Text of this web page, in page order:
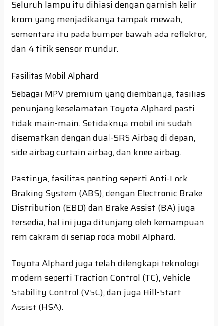
Seluruh lampu itu dihiasi dengan garnish kelir
krom yang menjadikanya tampak mewah,
sementara itu pada bumper bawah ada reflektor,
dan 4 titik sensor mundur.
Fasilitas Mobil Alphard
Sebagai MPV premium yang diembanya, fasilias
penunjang keselamatan Toyota Alphard pasti
tidak main-main. Setidaknya mobil ini sudah
disematkan dengan dual-SRS Airbag di depan,
side airbag curtain airbag, dan knee airbag.
Pastinya, fasilitas penting seperti Anti-Lock
Braking System (ABS), dengan Electronic Brake
Distribution (EBD) dan Brake Assist (BA) juga
tersedia, hal ini juga ditunjang oleh kemampuan
rem cakram di setiap roda mobil Alphard.
Toyota Alphard juga telah dilengkapi teknologi
modern seperti Traction Control (TC), Vehicle
Stability Control (VSC), dan juga Hill-Start
Assist (HSA).